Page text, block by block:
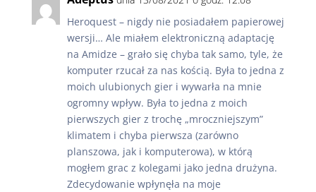
Heroquest – nigdy nie posiadałem papierowej
wersji… Ale miałem elektroniczną adaptację
na Amidze – grało się chyba tak samo, tyle, że
komputer rzucał za nas kością. Była to jedna z
moich ulubionych gier i wywarła na mnie
ogromny wpływ. Była to jedna z moich
pierwszych gier z trochę „mroczniejszym”
klimatem i chyba pierwsza (zarówno
planszowa, jak i komputerowa), w którą
mogłem grac z kolegami jako jedna drużyna.
Zdecydowanie wpłynęła na moje